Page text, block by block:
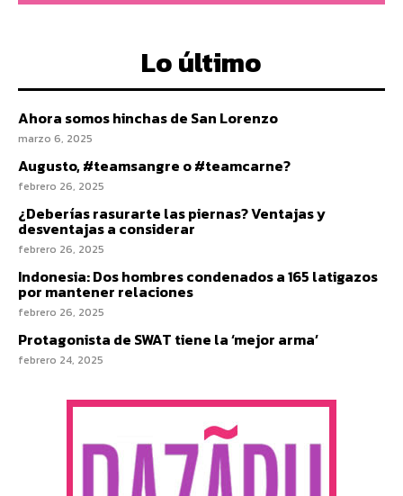
Lo último
Ahora somos hinchas de San Lorenzo
marzo 6, 2025
Augusto, #teamsangre o #teamcarne?
febrero 26, 2025
¿Deberías rasurarte las piernas? Ventajas y
desventajas a considerar
febrero 26, 2025
Indonesia: Dos hombres condenados a 165 latigazos
por mantener relaciones
febrero 26, 2025
Protagonista de SWAT tiene la ‘mejor arma’
febrero 24, 2025